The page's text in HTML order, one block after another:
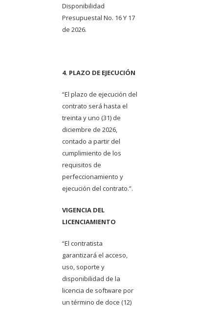
Disponibilidad
Presupuestal No. 16 Y 17
de 2026.
4. PLAZO DE EJECUCIÓN
“El plazo de ejecución del
contrato será hasta el
treinta y uno (31) de
diciembre de 2026,
contado a partir del
cumplimiento de los
requisitos de
perfeccionamiento y
ejecución del contrato.”.
VIGENCIA DEL
LICENCIAMIENTO
“El contratista
garantizará el acceso,
uso, soporte y
disponibilidad de la
licencia de software por
un término de doce (12)